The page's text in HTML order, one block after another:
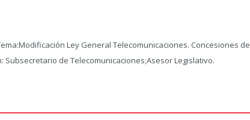
Ley General Telecomunicaciones. Concesiones de
de Telecomunicaciones;Asesor Legislativo.